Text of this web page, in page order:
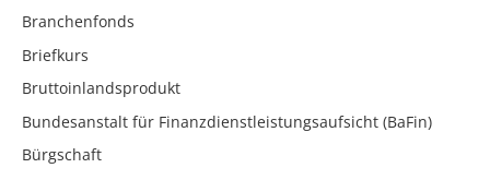
Branchenfonds
Briefkurs
Bruttoinlandsprodukt
Bundesanstalt für Finanzdienstleistungsaufsicht (BaFin)
Bürgschaft